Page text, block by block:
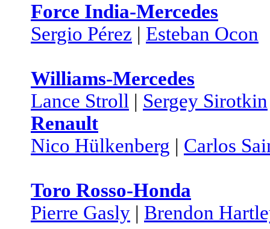
Force India-Mercedes
Sergio Pérez | Esteban Ocon
Williams-Mercedes
Lance Stroll | Sergey Sirotkin
Renault
Nico Hülkenberg | Carlos
Toro Rosso-Honda
Pierre Gasly | Brendon